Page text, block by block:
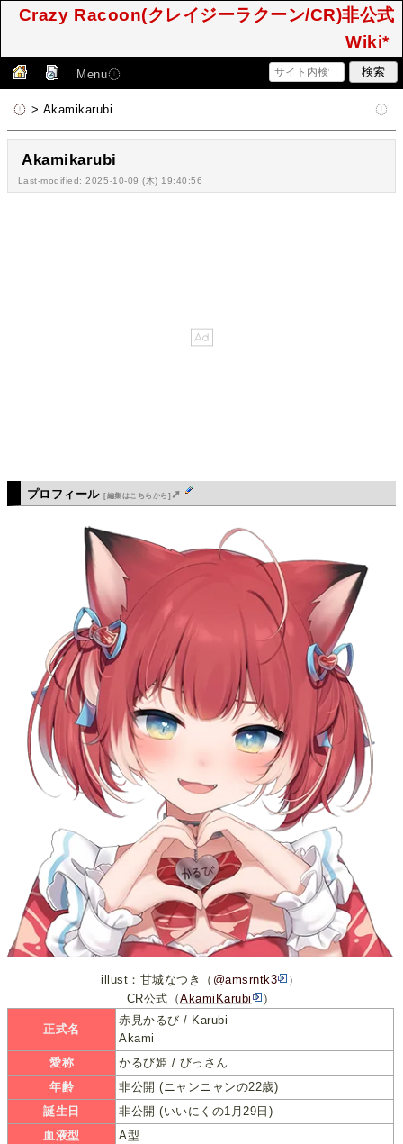
Crazy Racoon(クレイジーラクーン/CR)非公式
Wiki*
Menu
> Akamikarubi
Akamikarubi
Last-modified: 2025-10-09 (木) 19:40:56
プロフィール[編集はこちらから] ➚
illust：甘城なつき（ @amsrntk3
）
CR公式（AkamiKarubi ）
正式名
赤見かるび / Karubi
Akami
愛称
かるび姫 / びっさん
年齢
非公開 (ニャンニャンの22歳)
誕生日
非公開 (いいにくの1月29日)
血液型
A型